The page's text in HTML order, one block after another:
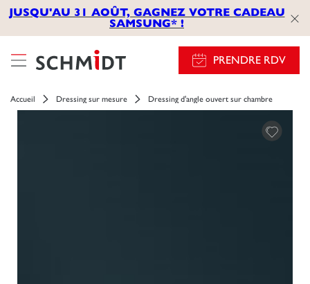
JUSQU'AU 31 AOÛT, GAGNEZ VOTRE CADEAU
SAMSUNG* !
PRENDRE RDV
Accueil Dressing sur mesure Dressing d'angle ouvert sur chambre